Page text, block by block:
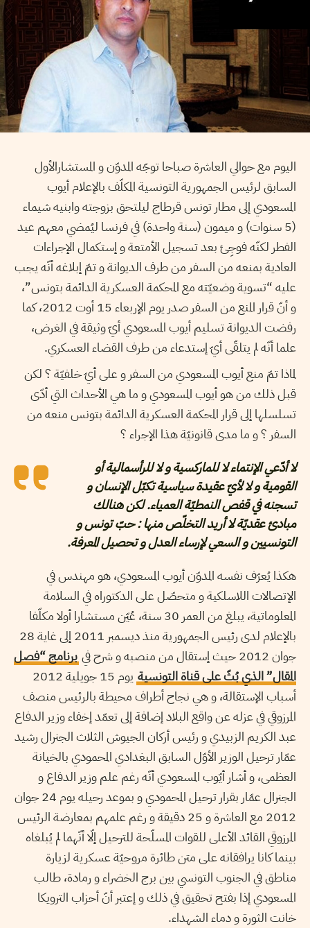
اليوم مع حوالي العاشرة صباحا توجّه المدوّن و المستشارالأول
السابق لرئيس الجمهورية التونسية المكلّف بالإعلام أيوب
المسعودي إلى مطار تونس قرطاج ليلتحق بزوجته وابنيه شيماء
(5 سنوات) و ميمون (سنة واحدة) في فرنسا ليُمضي معهم عيد
الفطر لكنّه فوجِئ بعد تسجيل الأمتعة و إستكمال الإجراءات
العادية بمنعه من السفر من طرف الديوانة و تمّ إبلاغه أنّه يجب
عليه “تسوية وضعيّته مع المحكمة العسكرية الدائمة بتونس”،
و أنّ قرار المنع من السفر صدر يوم الإربعاء 15 أوت 2012، كما
رفضت الديوانة تسليم أيوب المسعودي أيّ وثيقة في الغرض،
علما أنّه لم يتلقّى أيّ إستدعاء من طرف القضاء العسكري.
لماذا تمّ منع أيوب المسعودي من السفر و على أيّ خلفيّة ؟ لكن
قبل ذلك من هو أيوب المسعودي و ما هي الأحداث التي أدّى
تسلسلها إلى قرار المحكمة العسكرية الدائمة بتونس منعه من
السفر ؟ و ما مدى قانونيّة هذا الإجراء ؟
لا أدّعي الإنتماء لا للماركسية و لا للرأسمالية أو
القومية و لا لأيّ عقيدة سياسية تكبّل الإنسان و
تسجنه في قفص النمطيّة العمياء. لكن هنالك
مبادئ عقديّة لا أريد التخلّص منها : حبّ تونس و
التونسيين و السعي لإرساء العدل و تحصيل المعرفة.
هكذا يُعرّف نفسه المدوّن أيوب المسعودي، هو مهندس في
الإتصالات اللاسلكية و متحصّل على الدكتوراه في السلامة
المعلوماتية، يبلغ من العمر 30 سنة، عُيّن مستشارا أولا مكلّفا
بالإعلام لدى رئيس الجمهورية منذ ديسمبر 2011 إلى غاية 28
جوان 2012 حيث إستقال من منصبه و شرح في
برنامج “فصل
المقال” الذي بُثّ على قناة التونسية
يوم 15 جويلية 2012
أسباب الإستقالة، و هي نجاح أطراف محيطة بالرئيس منصف
المرزوقي في عزله عن واقع البلاد إضافة إلى تعمّد إخفاء وزير الدفاع
عبد الكريم الزبيدي و رئيس أركان الجيوش الثلاث الجنرال رشيد
عمّار ترحيل الوزير الأوّل السابق البغدادي المحمودي بالخيانة
العظمى، و أشار أيّوب المسعودي أنّه رغم علم وزير الدفاع و
الجنرال عمّار بقرار ترحيل المحمودي و بموعد رحيله يوم 24 جوان
2012 مع العاشرة و 25 دقيقة و رغم علمهم بمعارضة الرئيس
المرزوقي القائد الأعلى للقوات المسلّحة للترحيل إلّا أنّهما لم يُبلغاه
بينما كانا يرافقانه على متن طائرة مروحيّة عسكرية لزيارة
مناطق في الجنوب التونسي بين برج الخضراء و رمادة، طالب
المسعودي إذا بفتح تحقيق في ذلك و إعتبر أنّ أحزاب الترويكا
خانت الثورة و دماء الشهداء.